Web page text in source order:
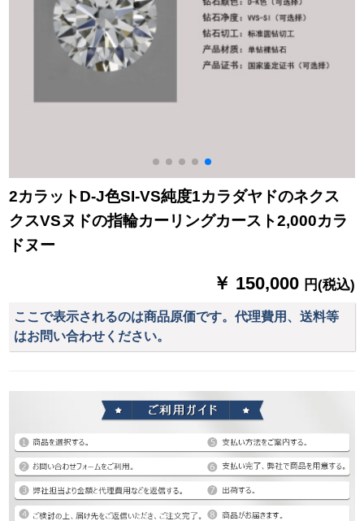
2カラットD-J色SI-VS純度1カラダヤドのネクス
クスVSヌドの指輪カーリングカースト2,000カラ
ドヌー
￥ 150,000 円(税込)
ここで表示されるのは商品原価です。代理費用、送料等
はお問い合わせください。